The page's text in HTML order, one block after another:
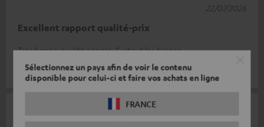
Sélectionnez un pays afin de voir le contenu
disponible pour celui-ci et faire vos achats en ligne
FRANCE
Excellent rapport qualité-prix
Très bonne qualité sonore. Surtout les basses.
Ursula S.
(Traduit automatiquement *)
22/07/2026